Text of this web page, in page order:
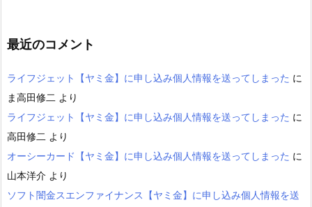
最近のコメント
ライフジェット【ヤミ金】に申し込み個人情報を送ってしまった に
ま高田修二 より
ライフジェット【ヤミ金】に申し込み個人情報を送ってしまった に
高田修二 より
オーシーカード【ヤミ金】に申し込み個人情報を送ってしまった に
山本洋介 より
ソフト闇金スエンファイナンス【ヤミ金】に申し込み個人情報を送